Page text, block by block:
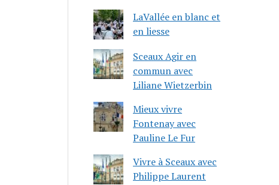
LaVallée en blanc et
en liesse
Sceaux Agir en
commun avec
Liliane Wietzerbin
Mieux vivre
Fontenay avec
Pauline Le Fur
Vivre à Sceaux avec
Philippe Laurent